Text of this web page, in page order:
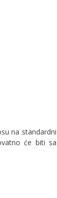
na standardni
će biti sa